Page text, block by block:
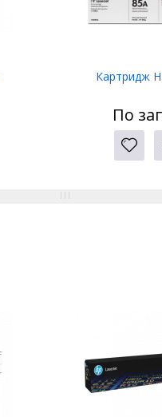
Картридж
По